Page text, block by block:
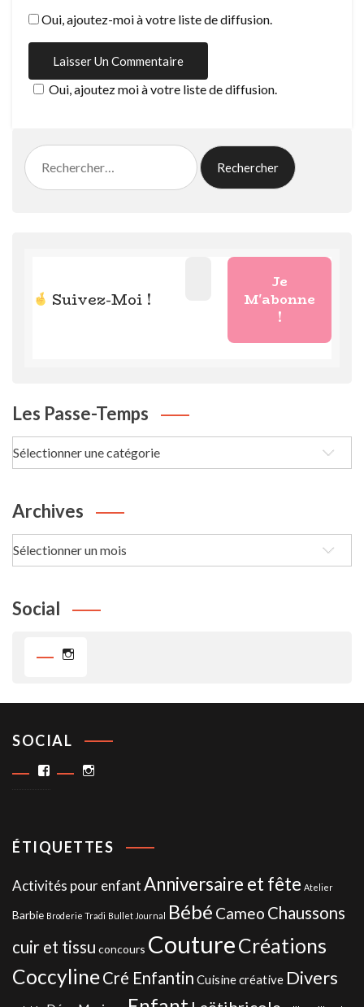
Oui, ajoutez-moi à votre liste de diffusion.
Oui, ajoutez moi à votre liste de diffusion.
Rechercher :
Suivez-Moi !
Les Passe-Temps
Archives
Social
SOCIAL
Facebook
ÉTIQUETTES
Activités pour enfantAnniversaire et fête Atelier
Barbie Broderie Tradi Bullet Journal Bébé Cameo Chaussons
cuir et tissu concours CoutureCréations
CoccylineCré Enfantin Cuisine créative Divers